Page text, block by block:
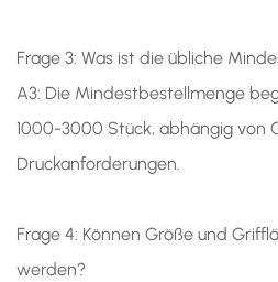
Frage 3: Was ist die übliche
A3: Die Mindestbestellmenge
1000-3000 Stück, abhängig von
Druckanforderungen.
Frage 4: Können Größe und
werden?